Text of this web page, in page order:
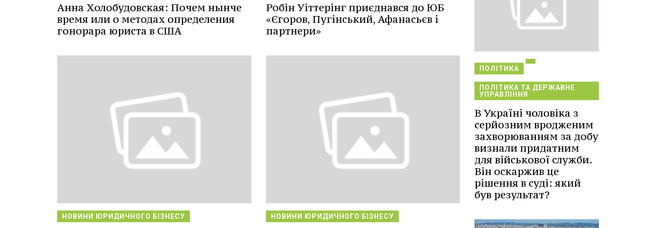
Анна Холобудовская: Почем нынче
время или о методах определения
гонорара юриста в США
Робін Уіттерінг приєднався до ЮБ
«Єгоров, Пугінський, Афанасьєв і
партнери»
НОВИНИ ЮРИДИЧНОГО БІЗНЕСУ НОВИНИ ЮРИДИЧНОГО БІЗНЕСУ
ПОЛІТИКА
ПОЛІТИКА ТА ДЕРЖАВНЕ
УПРАВЛІННЯ
В Україні чоловіка з
серйозним вродженим
захворюванням за добу
визнали придатним
для військової служби.
Він оскаржив це
рішення в суді: який
був результат?